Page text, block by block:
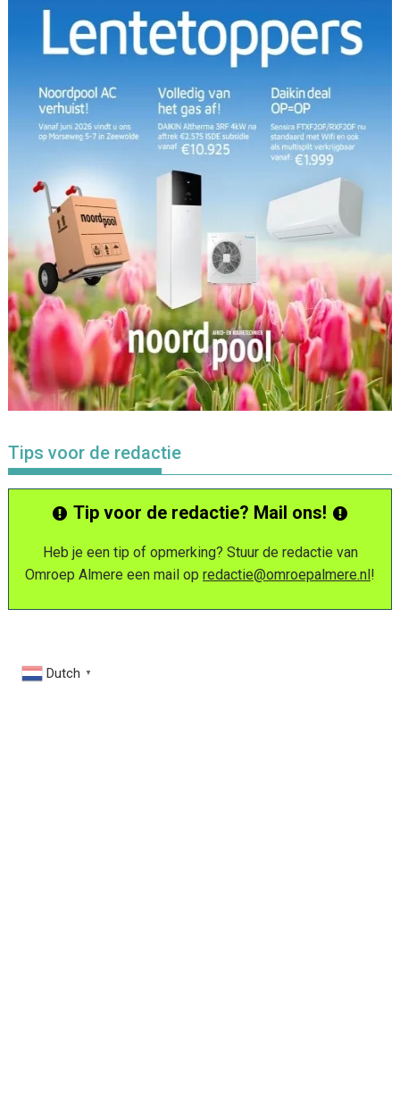
Tips voor de redactie
Tip voor de redactie? Mail ons!
Heb je een tip of opmerking? Stuur de redactie van
Omroep Almere een mail op redactie@omroepalmere.nl!
Dutch ▼